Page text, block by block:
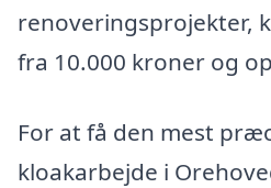
renoveringsprojekter,
fra 10.000 kroner og
For at få den mest
kloakarbejde i